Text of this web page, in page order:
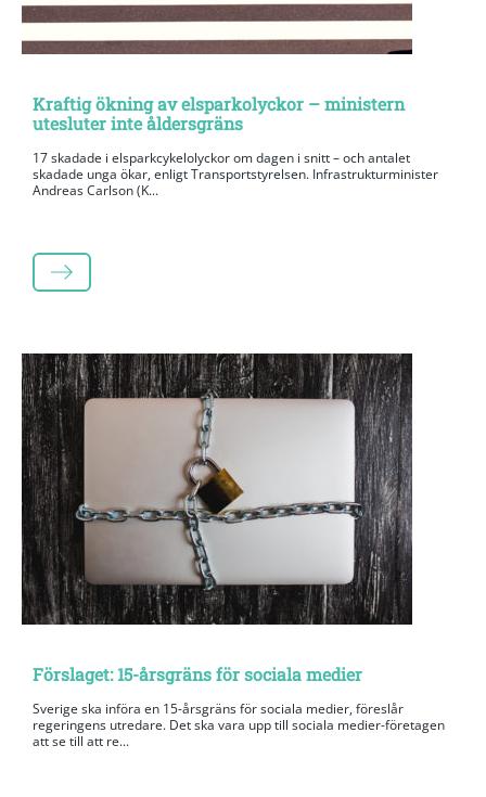
Kraftig ökning av elsparkolyckor – ministern
utesluter inte åldersgräns
17 skadade i elsparkcykelolyckor om dagen i snitt – och antalet
skadade unga ökar, enligt Transportstyrelsen. Infrastrukturminister
Andreas Carlson (K...
LÄS MER
Förslaget: 15-årsgräns för sociala medier
Sverige ska införa en 15-årsgräns för sociala medier, föreslår
regeringens utredare. Det ska vara upp till sociala medier-företagen
att se till att re...